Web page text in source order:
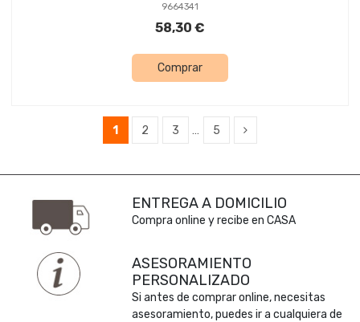
9664341
58,30 €
Comprar
1 2 3 … 5
ENTREGA A DOMICILIO
Compra online y recibe en CASA
ASESORAMIENTO
PERSONALIZADO
Si antes de comprar online, necesitas
asesoramiento, puedes ir a cualquiera de